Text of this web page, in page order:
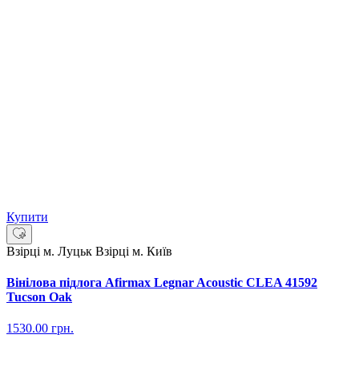
Купити
Взірці м. Луцьк Взірці м. Київ
Вінілова підлога Afirmax Legnar Acoustic CLEA 41592
Tucson Oak
1530.00 грн.